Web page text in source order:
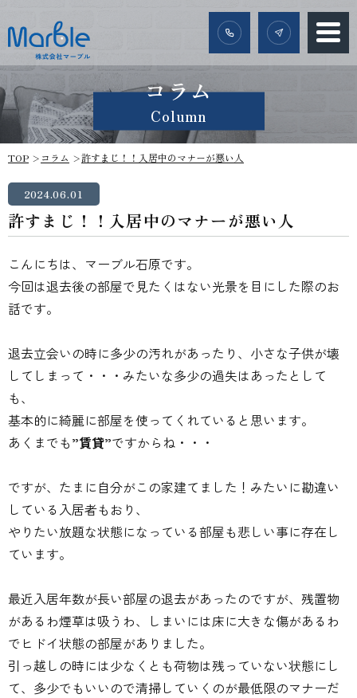
コラム
Column
TOP コラム 許すまじ！！入居中のマナーが悪い人
2024.06.01
許すまじ！！入居中のマナーが悪い人
こんにちは、マーブル石原です。
今回は退去後の部屋で見たくはない光景を目にした際のお
話です。
退去立会いの時に多少の汚れがあったり、小さな子供が壊
してしまって・・・みたいな多少の過失はあったとして
も、
基本的に綺麗に部屋を使ってくれていると思います。
あくまでも”賃貸”ですからね・・・
ですが、たまに自分がこの家建てました！みたいに勘違い
している入居者もおり、
やりたい放題な状態になっている部屋も悲しい事に存在し
ています。
最近入居年数が長い部屋の退去があったのですが、残置物
があるわ煙草は吸うわ、しまいには床に大きな傷があるわ
でヒドイ状態の部屋がありました。
引っ越しの時には少なくとも荷物は残っていない状態にし
て、多少でもいいので清掃していくのが最低限のマナーだ